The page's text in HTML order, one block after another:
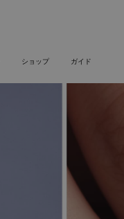
ショップ ガイド